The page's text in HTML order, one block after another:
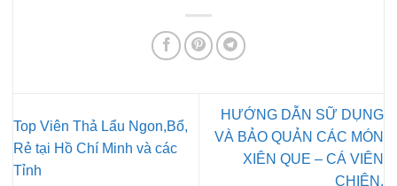
Top Viên Thả Lẩu Ngon,Bổ,
Rẻ tại Hồ Chí Minh và các
Tỉnh
HƯỚNG DẪN SỮ DỤNG
VÀ BẢO QUẢN CÁC MÓN
XIÊN QUE – CÁ VIÊN
CHIÊN.